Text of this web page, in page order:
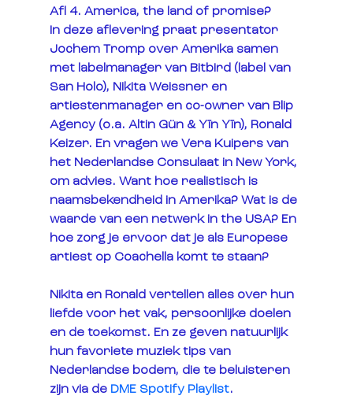
Afl 4. America, the land of promise?
In deze aflevering praat presentator
Jochem Tromp over Amerika samen
met labelmanager van Bitbird (label van
San Holo), Nikita Weissner en
artiestenmanager en co-owner van Blip
Agency (o.a. Altin Gün & Yīn Yīn), Ronald
Keizer. En vragen we Vera Kuipers van
het Nederlandse Consulaat in New York,
om advies. Want hoe realistisch is
naamsbekendheid in Amerika? Wat is de
waarde van een netwerk in the USA? En
hoe zorg je ervoor dat je als Europese
artiest op Coachella komt te staan?
Nikita en Ronald vertellen alles over hun
liefde voor het vak, persoonlijke doelen
en de toekomst. En ze geven natuurlijk
hun favoriete muziek tips van
Nederlandse bodem, die te beluisteren
zijn via de DME Spotify Playlist.